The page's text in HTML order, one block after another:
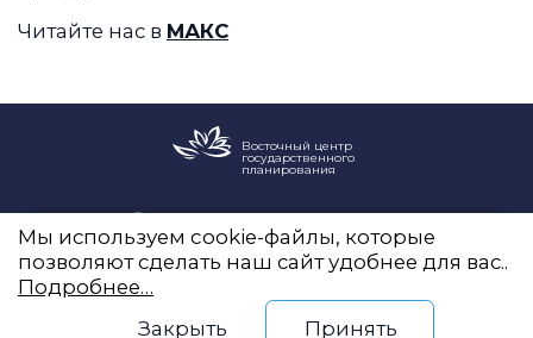
Читайте нас в МАКС
Восточный центр
государственного
планирования
info@vostokgosplan.ru
+7 (495) 120-20-05
Telegram
ВКонтакте
Мы используем cookie-файлы, которые
позволяют сделать наш сайт удобнее для вас..
Подробнее…
Закрыть
Принять